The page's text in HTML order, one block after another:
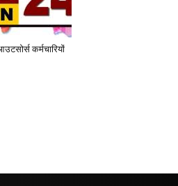
कर्मचारियों